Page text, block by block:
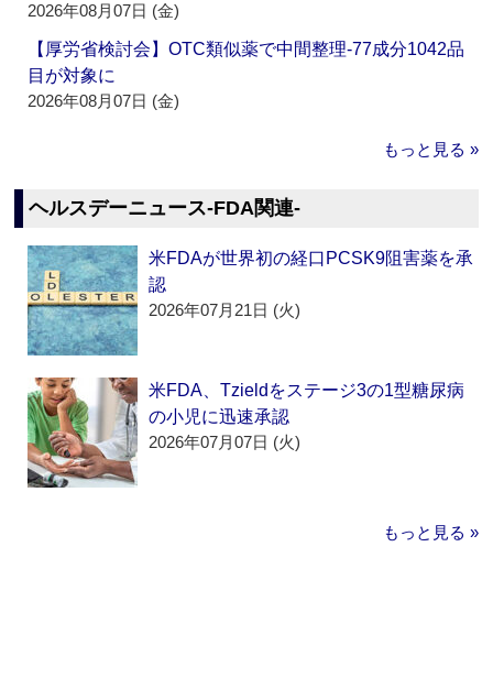
2026年08月07日 (金)
【厚労省検討会】OTC類似薬で中間整理‐77成分1042品
目が対象に
2026年08月07日 (金)
もっと見る »
ヘルスデーニュース‐FDA関連‐
米FDAが世界初の経口PCSK9阻害薬を承
認
2026年07月21日 (火)
米FDA、Tzieldをステージ3の1型糖尿病
の小児に迅速承認
2026年07月07日 (火)
もっと見る »